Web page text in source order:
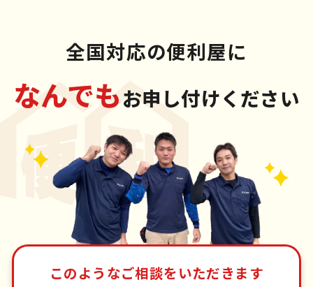
全国対応の便利屋に
なんでもお申し付けください
このようなご相談をいただきます